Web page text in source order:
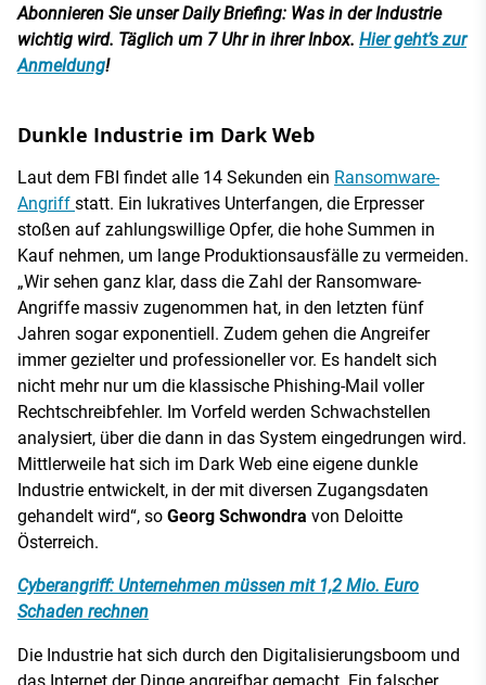
Abonnieren Sie unser Daily Briefing: Was in der Industrie
wichtig wird. Täglich um 7 Uhr in ihrer Inbox. Hier geht’s zur
Anmeldung!
Dunkle Industrie im Dark Web
Laut dem FBI findet alle 14 Sekunden ein Ransomware-
Angriff statt. Ein lukratives Unterfangen, die Erpresser
stoßen auf zahlungswillige Opfer, die hohe Summen in
Kauf nehmen, um lange Produktionsausfälle zu vermeiden.
„Wir sehen ganz klar, dass die Zahl der Ransomware-
Angriffe massiv zugenommen hat, in den letzten fünf
Jahren sogar exponentiell. Zudem gehen die Angreifer
immer gezielter und professioneller vor. Es handelt sich
nicht mehr nur um die klassische Phishing-Mail voller
Rechtschreibfehler. Im Vorfeld werden Schwachstellen
analysiert, über die dann in das System eingedrungen wird.
Mittlerweile hat sich im Dark Web eine eigene dunkle
Industrie entwickelt, in der mit diversen Zugangsdaten
gehandelt wird“, so Georg Schwondra von Deloitte
Österreich.
Cyberangriff: Unternehmen müssen mit 1,2 Mio. Euro
Schaden rechnen
Die Industrie hat sich durch den Digitalisierungsboom und